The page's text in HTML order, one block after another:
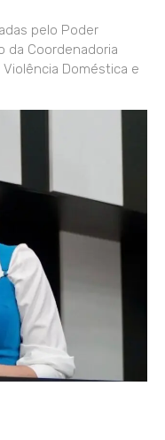
pelo Poder
da Coordenadoria
Doméstica e